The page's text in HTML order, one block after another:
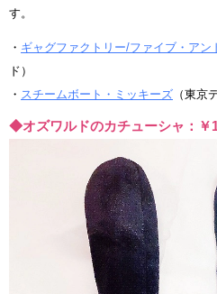
す。
・ ギャグファクトリー/ファイブ・アン
ド）
・ スチームボート・ミッキーズ （東京
◆オズワルドのカチューシャ：￥